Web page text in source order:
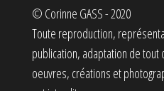
© Corinne GASS - 2020
Toute reproduction,
publication, adaptation de
oeuvres, créations et